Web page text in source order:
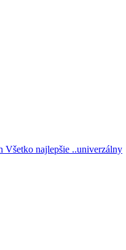
Všetko najlepšie ..univerzálny